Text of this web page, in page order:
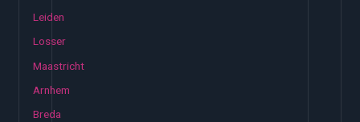
Leiden
Losser
Maastricht
Arnhem
Breda